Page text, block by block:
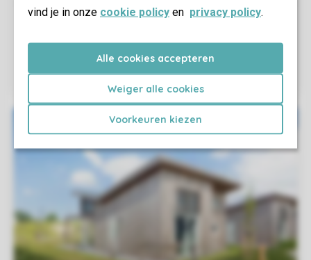
vind je in onze cookie policy en privacy policy.
Alle cookies accepteren
Weiger alle cookies
Voorkeuren kiezen